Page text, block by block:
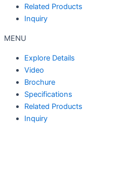
Related Products
Inquiry
MENU
Explore Details
Video
Brochure
Specifications
Related Products
Inquiry